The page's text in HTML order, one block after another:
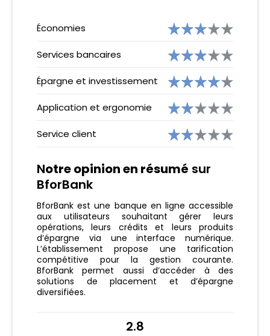
Économies
Services bancaires
Épargne et investissement
Application et ergonomie
Service client
Notre opinion en résumé sur
BforBank
BforBank est une banque en ligne accessible
aux utilisateurs souhaitant gérer leurs
opérations, leurs crédits et leurs produits
d’épargne via une interface numérique.
L’établissement propose une tarification
compétitive pour la gestion courante.
BforBank permet aussi d’accéder à des
solutions de placement et d’épargne
diversifiées.
2.8